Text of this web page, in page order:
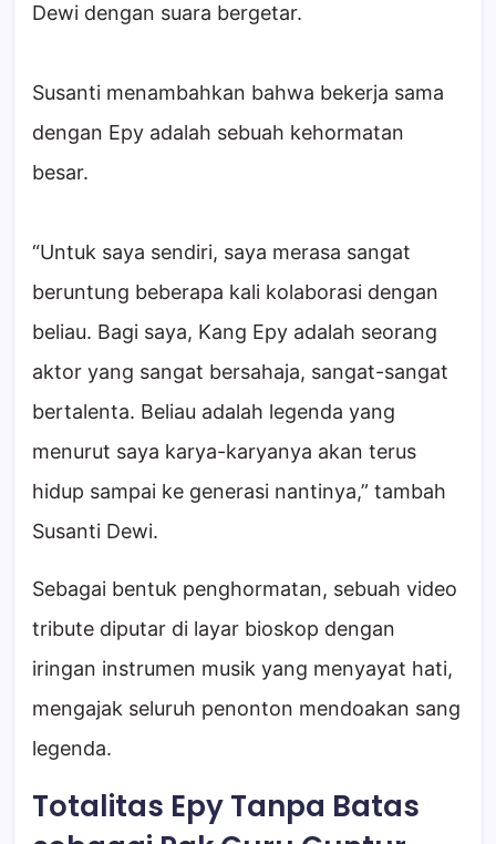
Dewi dengan suara bergetar.
Susanti menambahkan bahwa bekerja sama
dengan Epy adalah sebuah kehormatan
besar.
“Untuk saya sendiri, saya merasa sangat
beruntung beberapa kali kolaborasi dengan
beliau. Bagi saya, Kang Epy adalah seorang
aktor yang sangat bersahaja, sangat-sangat
bertalenta. Beliau adalah legenda yang
menurut saya karya-karyanya akan terus
hidup sampai ke generasi nantinya,” tambah
Susanti Dewi.
Sebagai bentuk penghormatan, sebuah video
tribute diputar di layar bioskop dengan
iringan instrumen musik yang menyayat hati,
mengajak seluruh penonton mendoakan sang
legenda.
Totalitas Epy Tanpa Batas